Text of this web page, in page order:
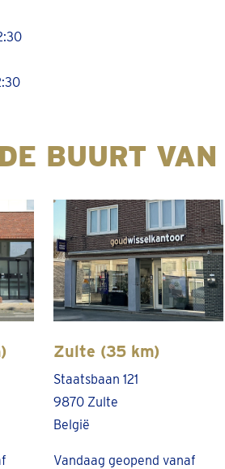
BUURT
Zulte (35 km)
Staatsbaan 121
9870 Zulte
België
Vandaag geopend vanaf